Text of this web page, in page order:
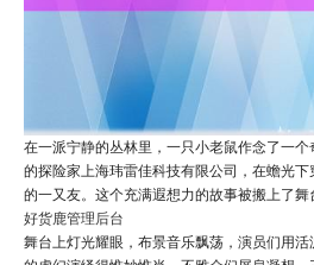
在一派宁静的丛林里，一只小老鼠作念了一
的探险家上海玮雷佳科技有限公司，在蟾光
的一又友。这个充满遐想力的故事被搬上了舞
好货鹿管理后台
舞台上灯光耀眼，布景音乐飘荡，演员们用